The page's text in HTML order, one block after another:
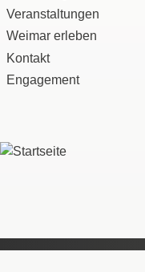
Veranstaltungen
Weimar erleben
Kontakt
Engagement